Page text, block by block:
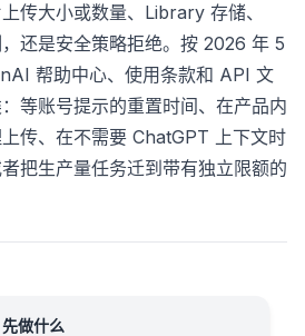
传大小或数量、Library 存储、
还是安全策略拒绝。按 2026 年 5
帮助中心、使用条款和 API 文
等账号提示的重置时间、在产品内
传、在不需要 ChatGPT 上下文时
把生产量任务迁到带有独立限额的
先做什么